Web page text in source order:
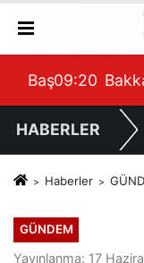
09:20
HABERLER
Haberler
GÜNDEM
Yayınlanma: 17